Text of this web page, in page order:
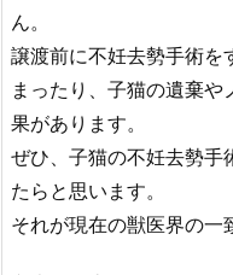
ん。
譲渡前に不妊去勢手術を
まったり、子猫の遺棄
果があります。
ぜひ、子猫の不妊去勢手
たらと思います。
それが現在の獣医界の一